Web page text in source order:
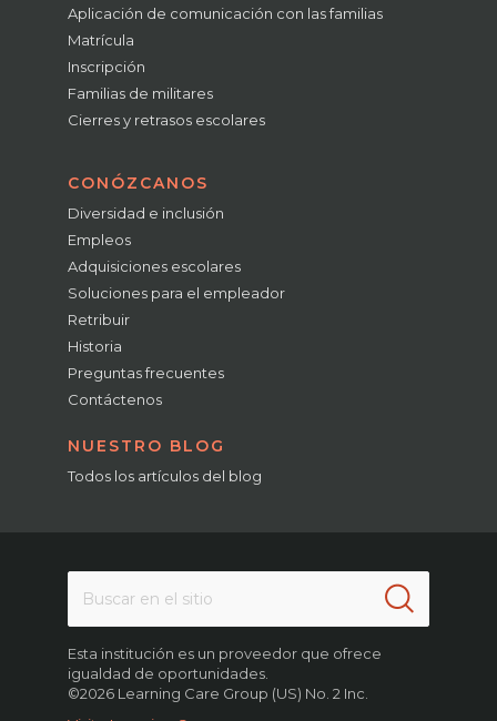
Aplicación de comunicación con las familias
Matrícula
Inscripción
Familias de militares
Cierres y retrasos escolares
CONÓZCANOS
Diversidad e inclusión
Empleos
Adquisiciones escolares
Soluciones para el empleador
Retribuir
Historia
Preguntas frecuentes
Contáctenos
NUESTRO BLOG
Todos los artículos del blog
Esta institución es un proveedor que ofrece
igualdad de oportunidades.
©2026 Learning Care Group (US) No. 2 Inc.